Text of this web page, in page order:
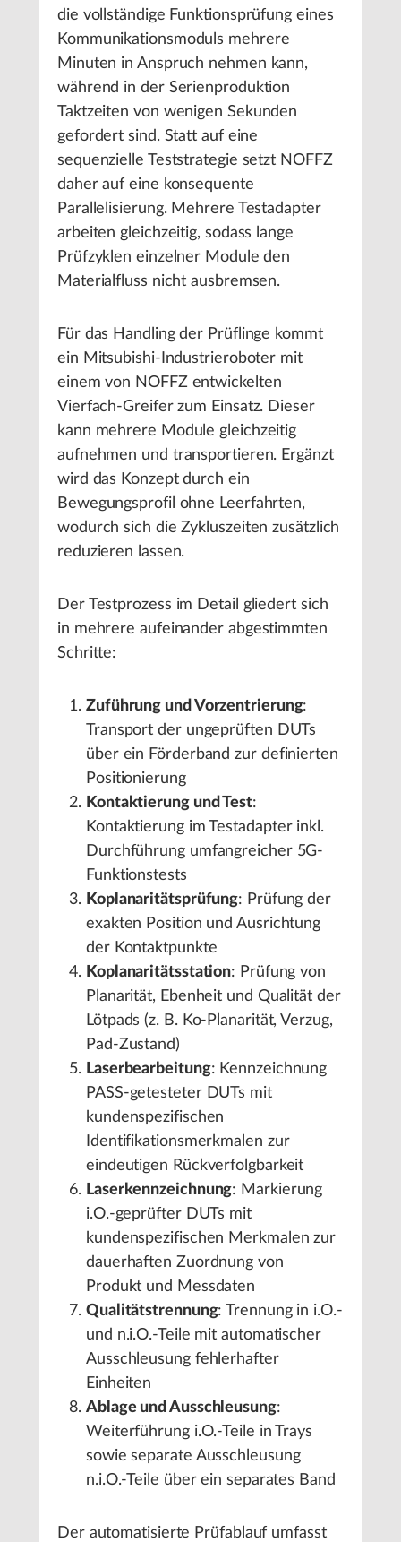
die vollständige Funktionsprüfung eines
Kommunikationsmoduls mehrere
Minuten in Anspruch nehmen kann,
während in der Serienproduktion
Taktzeiten von wenigen Sekunden
gefordert sind. Statt auf eine
sequenzielle Teststrategie setzt NOFFZ
daher auf eine konsequente
Parallelisierung. Mehrere Testadapter
arbeiten gleichzeitig, sodass lange
Prüfzyklen einzelner Module den
Materialfluss nicht ausbremsen.
Für das Handling der Prüflinge kommt
ein Mitsubishi-Industrieroboter mit
einem von NOFFZ entwickelten
Vierfach-Greifer zum Einsatz. Dieser
kann mehrere Module gleichzeitig
aufnehmen und transportieren. Ergänzt
wird das Konzept durch ein
Bewegungsprofil ohne Leerfahrten,
wodurch sich die Zykluszeiten zusätzlich
reduzieren lassen.
Der Testprozess im Detail gliedert sich
in mehrere aufeinander abgestimmten
Schritte:
Zuführung und Vorzentrierung:
Transport der ungeprüften DUTs
über ein Förderband zur definierten
Positionierung
Kontaktierung und Test:
Kontaktierung im Testadapter inkl.
Durchführung umfangreicher 5G-
Funktionstests
Koplanaritätsprüfung: Prüfung der
exakten Position und Ausrichtung
der Kontaktpunkte
Koplanaritätsstation: Prüfung von
Planarität, Ebenheit und Qualität der
Lötpads (z. B. Ko-Planarität, Verzug,
Pad-Zustand)
Laserbearbeitung: Kennzeichnung
PASS-getesteter DUTs mit
kundenspezifischen
Identifikationsmerkmalen zur
eindeutigen Rückverfolgbarkeit
Laserkennzeichnung: Markierung
i.O.-geprüfter DUTs mit
kundenspezifischen Merkmalen zur
dauerhaften Zuordnung von
Produkt und Messdaten
Qualitätstrennung: Trennung in i.O.-
und n.i.O.-Teile mit automatischer
Ausschleusung fehlerhafter
Einheiten
Ablage und Ausschleusung:
Weiterführung i.O.-Teile in Trays
sowie separate Ausschleusung
n.i.O.-Teile über ein separates Band
Der automatisierte Prüfablauf umfasst